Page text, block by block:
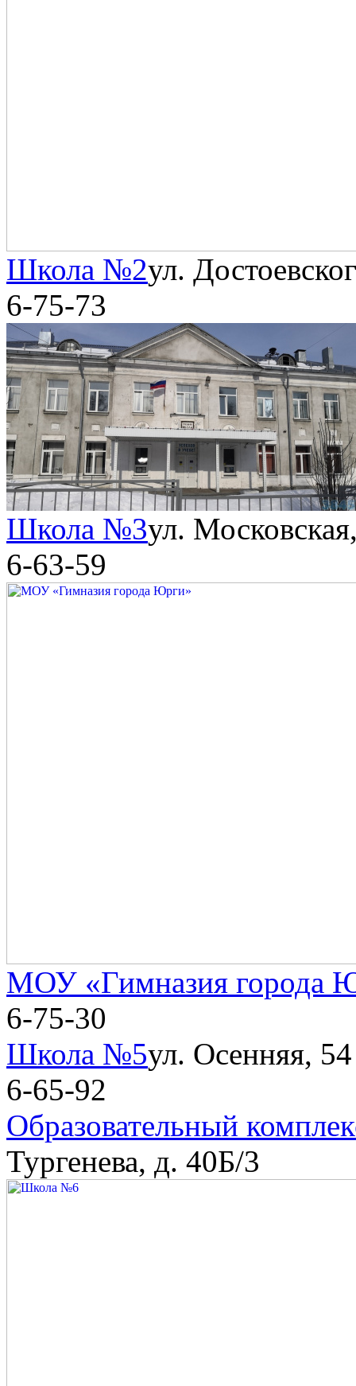
Школа №2ул.
6-75-73
Школа №3ул.
6-63-59
МОУ «Гимназия города
6-75-30
Школа №5ул. Осенняя, 54
6-65-92
Образовательный
Тургенева, д. 40Б/3